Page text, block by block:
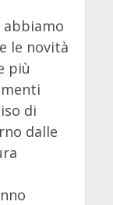
le novità
più
di
dalle